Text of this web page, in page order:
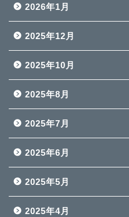
2026年1月
2025年12月
2025年10月
2025年8月
2025年7月
2025年6月
2025年5月
2025年4月